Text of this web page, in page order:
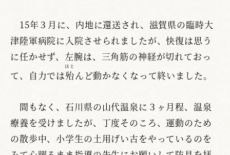
15年３月に、内地に還送され、滋賀県の臨時大
津陸軍病院に入院させられましたが、快復は思う
に任かせず、左腕は、三角筋の神経が切れておっ
て、自力では殆
ほと
んど動かなくなって終いました。
間もなく、石川県の山代温泉に３ヶ月程、温泉
療養を受けましたが、丁度そのころ、運動のため
の散歩中、小学生の土用げい古をやっているのを